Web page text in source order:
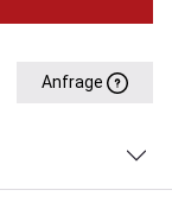
Anfrage